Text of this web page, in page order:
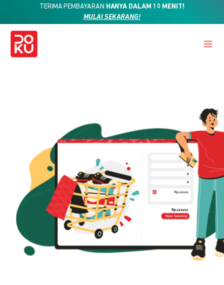
TERIMA PEMBAYARAN HANYA DALAM 10 MENIT!
MULAI SEKARANG!